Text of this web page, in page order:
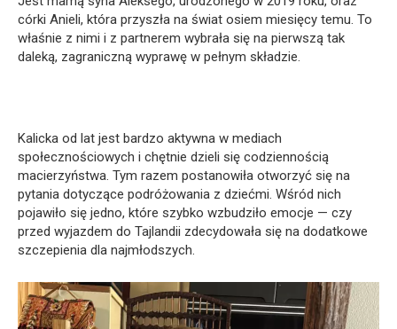
córki Anieli, która przyszła na świat osiem miesięcy temu. To
właśnie z nimi i z partnerem wybrała się na pierwszą tak
daleką, zagraniczną wyprawę w pełnym składzie.
Kalicka od lat jest bardzo aktywna w mediach
społecznościowych i chętnie dzieli się codziennością
macierzyństwa. Tym razem postanowiła otworzyć się na
pytania dotyczące podróżowania z dziećmi. Wśród nich
pojawiło się jedno, które szybko wzbudziło emocje — czy
przed wyjazdem do Tajlandii zdecydowała się na dodatkowe
szczepienia dla najmłodszych.